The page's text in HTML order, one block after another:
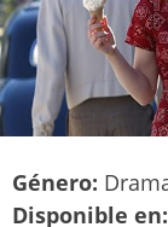
Género:
Disponible en: